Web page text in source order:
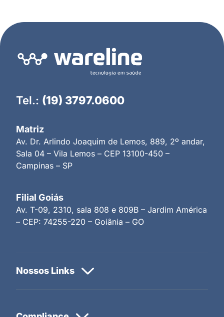
Tel.: (19) 3797.0600
Matriz
Av. Dr. Arlindo Joaquim de Lemos, 889, 2º andar,
Sala 04 – Vila Lemos – CEP 13100-450 –
Campinas – SP
Filial Goiás
Av. T-09, 2310, sala 808 e 809B – Jardim América
– CEP: 74255-220 – Goiânia – GO